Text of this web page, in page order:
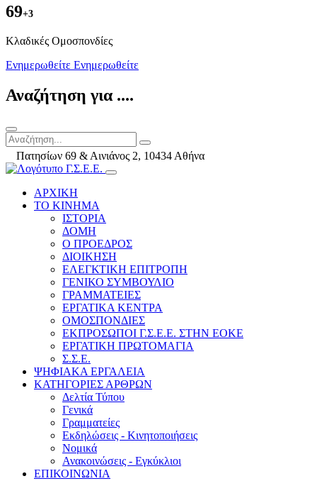
69+3
Kλαδικές Ομοσπονδίες
Ενημερωθείτε Ενημερωθείτε
Αναζήτηση για ....
Πατησίων 69 & Αινιάνος 2, 10434 Αθήνα
ΑΡΧΙΚΗ
ΤΟ ΚΙΝΗΜΑ
ΙΣΤΟΡΙΑ
ΔΟΜΗ
Ο ΠΡΟΕΔΡΟΣ
ΔΙΟΙΚΗΣΗ
ΕΛΕΓΚΤΙΚΗ ΕΠΙΤΡΟΠΗ
ΓΕΝΙΚΟ ΣΥΜΒΟΥΛΙΟ
ΓΡΑΜΜΑΤΕΙΕΣ
ΕΡΓΑΤΙΚΑ ΚΕΝΤΡΑ
ΟΜΟΣΠΟΝΔΙΕΣ
ΕΚΠΡΟΣΩΠΟΙ Γ.Σ.Ε.Ε. ΣΤΗΝ ΕΟΚΕ
ΕΡΓΑΤΙΚΗ ΠΡΩΤΟΜΑΓΙΑ
Σ.Σ.Ε.
ΨΗΦΙΑΚΑ ΕΡΓΑΛΕΙΑ
ΚΑΤΗΓΟΡΙΕΣ ΑΡΘΡΩΝ
Δελτία Τύπου
Γενικά
Γραμματείες
Εκδηλώσεις - Κινητοποιήσεις
Νομικά
Ανακοινώσεις - Εγκύκλιοι
ΕΠΙΚΟΙΝΩΝΙΑ